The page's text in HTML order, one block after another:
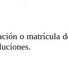
o matrícula